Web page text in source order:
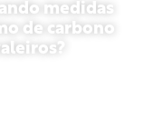
medidas
de carbono